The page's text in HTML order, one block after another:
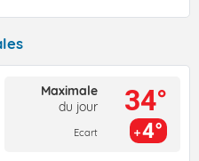
Maximale
du jour
Ecart
34°
4°